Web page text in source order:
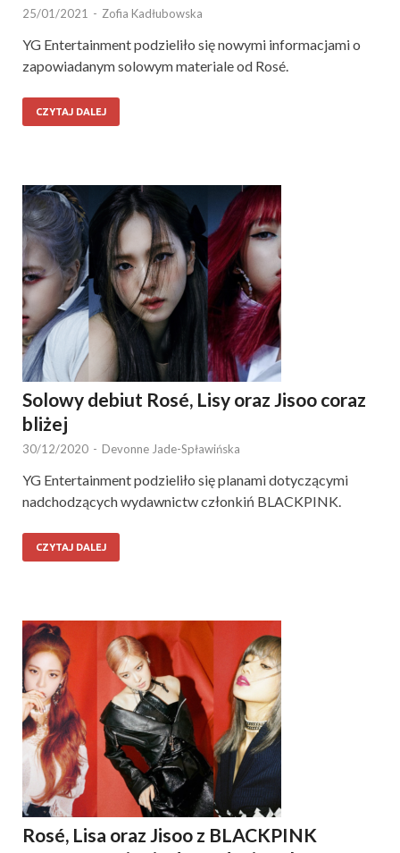
25/01/2021 - Zofia Kadłubowska
YG Entertainment podzieliło się nowymi informacjami o
zapowiadanym solowym materiale od Rosé.
CZYTAJ DALEJ
Solowy debiut Rosé, Lisy oraz Jisoo coraz
bliżej
30/12/2020 - Devonne Jade-Spławińska
YG Entertainment podzieliło się planami dotyczącymi
nadchodzących wydawnictw członkiń BLACKPINK.
CZYTAJ DALEJ
Rosé, Lisa oraz Jisoo z BLACKPINK